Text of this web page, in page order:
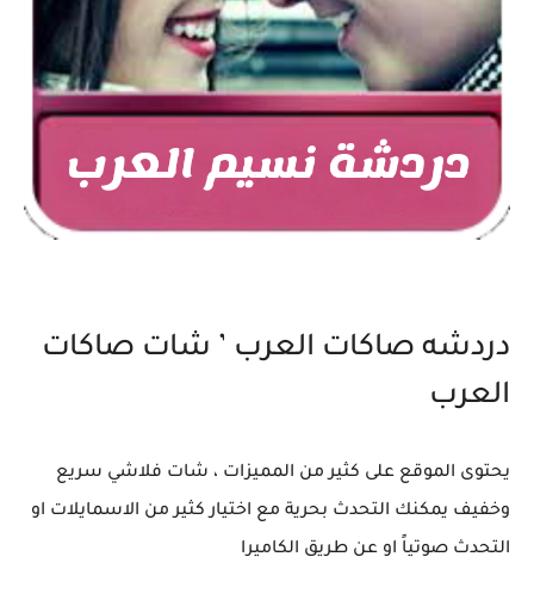
دردشه صاكات العرب ’ شات صاكات
العرب
يحتوى الموقع على كثير من المميزات ، شات فلاشي سريع
وخفيف يمكنك التحدث بحرية مع اختيار كثير من الاسمايلات او
التحدث صوتياً او عن طريق الكاميرا